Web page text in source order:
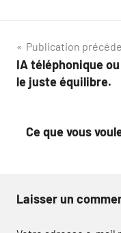
Navigation
de
Publication
IA téléphonique
le juste équilibre.
Ce que vous
Laisser un